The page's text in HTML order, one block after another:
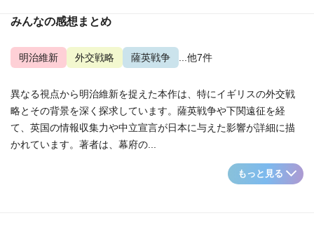
みんなの感想まとめ
明治維新 外交戦略 薩英戦争 ...他7件
異なる視点から明治維新を捉えた本作は、特にイギリスの外交戦
略とその背景を深く探求しています。薩英戦争や下関遠征を経
て、英国の情報収集力や中立宣言が日本に与えた影響が詳細に描
かれています。著者は、幕府の...
もっと見る